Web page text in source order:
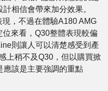
相信會帶來加分效果。
，不過在體驗A180 AMG
來看，Q30整體表現較偏
則讓人可以清楚感受到產
上稍不及Q30，但以購買掀
應該是主要強調的重點